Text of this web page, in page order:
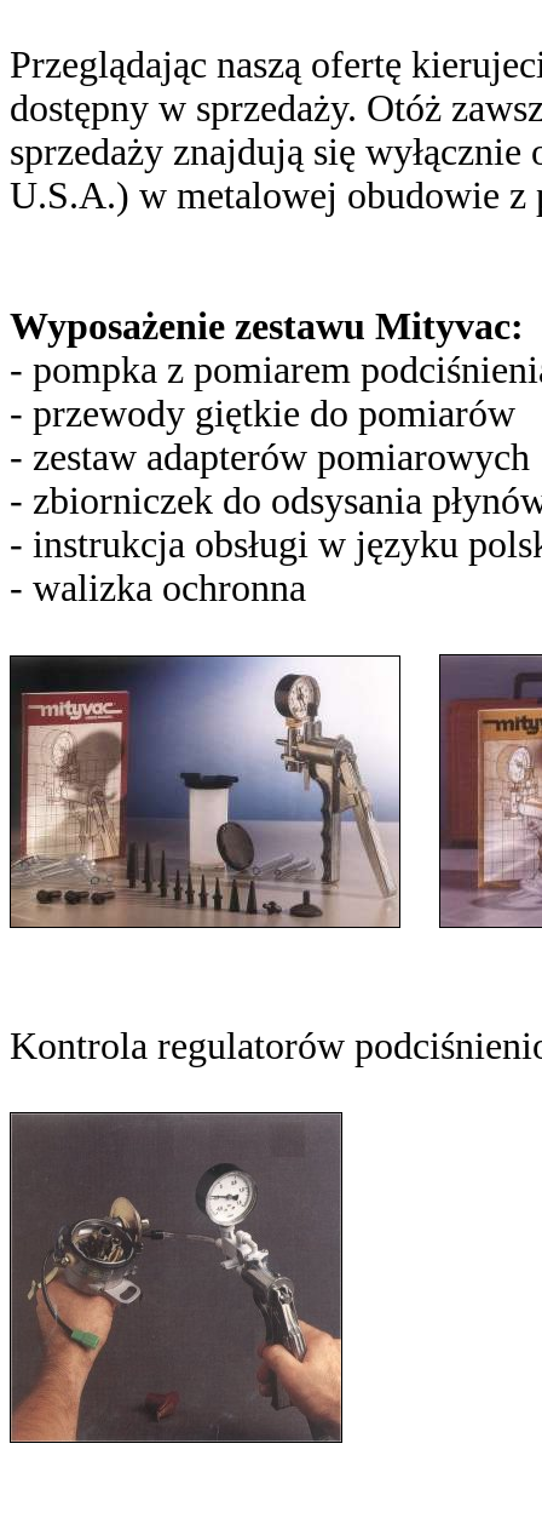
Przeglądając naszą ofertę
dostępny w sprzedaży. Otóż
sprzedaży znajdują się
U.S.A.) w metalowej obudowie z
Wyposażenie zestawu Mityvac:
- pompka z pomiarem
- przewody giętkie do pomiarów
- zestaw adapterów pomiarowych
- zbiorniczek do odsysania
- instrukcja obsługi w języku
- walizka ochronna
Kontrola regulatorów